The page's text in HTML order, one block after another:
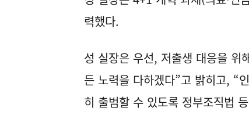
력했다.
성 실장은 우선, 저출생 대응을 위
든 노력을 다하겠다”고 밝히고, “
히 출범할 수 있도록 정부조직법